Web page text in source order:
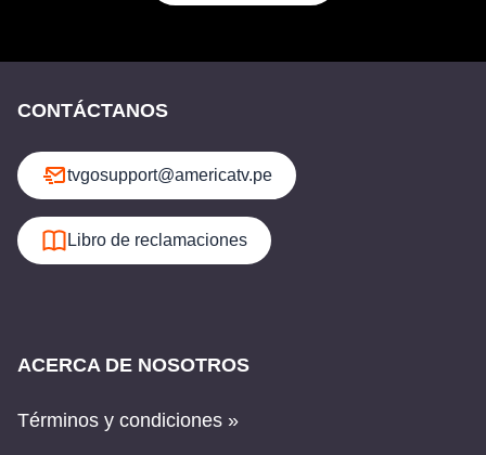
CONTÁCTANOS
tvgosupport@americatv.pe
Libro de reclamaciones
ACERCA DE NOSOTROS
Términos y condiciones »